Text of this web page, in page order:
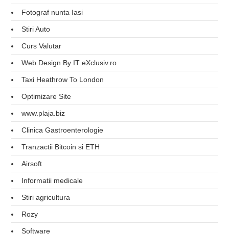
Fotograf nunta Iasi
Stiri Auto
Curs Valutar
Web Design By IT eXclusiv.ro
Taxi Heathrow To London
Optimizare Site
www.plaja.biz
Clinica Gastroenterologie
Tranzactii Bitcoin si ETH
Airsoft
Informatii medicale
Stiri agricultura
Rozy
Software